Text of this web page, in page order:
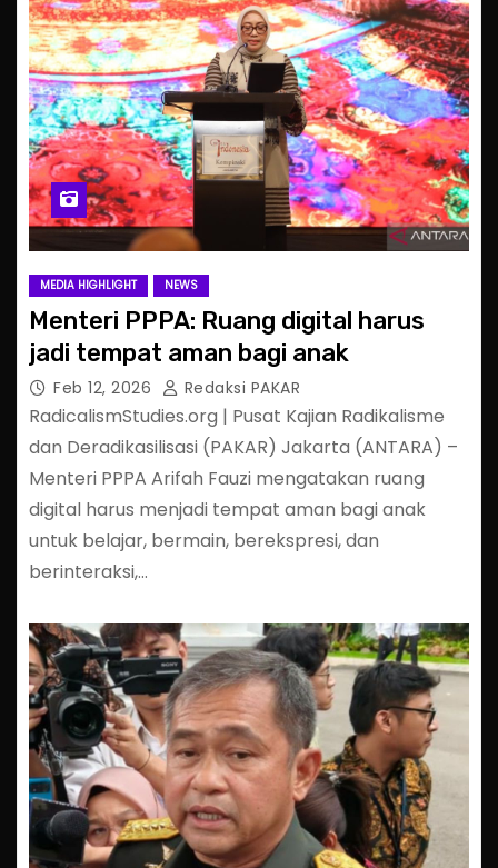
MEDIA HIGHLIGHT NEWS
Menteri PPPA: Ruang digital harus
jadi tempat aman bagi anak
Feb 12, 2026 Redaksi PAKAR
RadicalismStudies.org | Pusat Kajian Radikalisme
dan Deradikasilisasi (PAKAR) Jakarta (ANTARA) –
Menteri PPPA Arifah Fauzi mengatakan ruang
digital harus menjadi tempat aman bagi anak
untuk belajar, bermain, berekspresi, dan
berinteraksi,…